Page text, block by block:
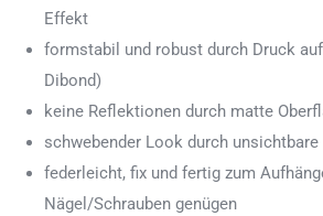
Effekt
formstabil und robust durch Druck
Dibond)
keine Reflektionen durch matte
schwebender Look durch
federleicht, fix und fertig zum
Nägel/Schrauben genügen